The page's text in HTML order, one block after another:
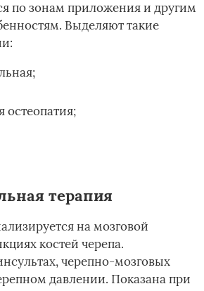
по зонам приложения и другим
Выделяют такие
остеопатия;
терапия
на мозговой
костей черепа.
черепно-мозговых
давлении. Показана при